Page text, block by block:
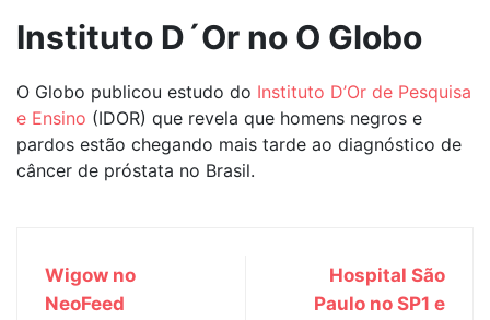
Instituto D´Or no O Globo
O Globo publicou estudo do Instituto D’Or de Pesquisa
e Ensino (IDOR) que revela que homens negros e
pardos estão chegando mais tarde ao diagnóstico de
câncer de próstata no Brasil.
Wigow no
NeoFeed
Hospital São
Paulo no SP1 e